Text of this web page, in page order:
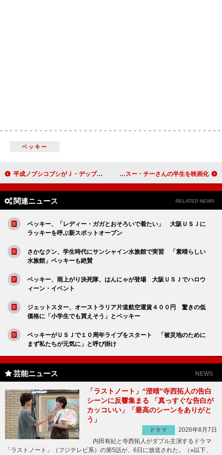
ベッキー
平成ノブシコブシがＪ・デップ度を競う 吉村崇「プロフィールに日本のＪ・デップと書ける」 ミシェル・ヨー「愛だけで作った映画」 アウン・サン・スー・チーさんの半生を映画化
関連ニュース RELATED NEWS
ベッキー、「レディー・ガガとおそろいで着たい」 大阪ＵＳＪに
ラッキーを呼ぶ新スポットオープン
さかなクン、学生時代にサンシャイン水族館で実習 「素晴らしい
水族館」ベッキーも絶賛
ベッキー、雨上がり決死隊、はんにゃが登場 大阪ＵＳＪでハロウ
ィーン・イベント
ジェットスター、オーストラリア片道航空運賃４００円 驚きの低
価格に「小学生でも買えそう」とベッキー
ベッキーがＵＳＪで１０周年ライブをスタート 「被災地のために
まず私たちが元気に」と呼び掛け
芸能ニュース NEWS
「ラストノート」“澄晴”寺西拓人の告白
シーンに反響集まる 「真っすぐな告白が
カッコいい」「最高のシーンをありがと
う」
ドラマ
2026年8月7日
内田有紀と寺西拓人がダブル主演するドラマ
「ラストノート」（フジテレビ系）の第5話が、6日に放送された。（※以下、